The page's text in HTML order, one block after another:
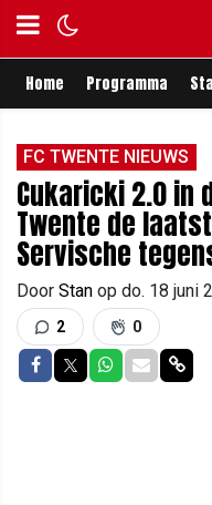
Home Programma
FC TWENTE NIEUWS
Cukaricki 2.0 in
Twente de
Servische
Door Stan op do. 18 juni
2 0
Delen op Facebook
Delen op Twitter
Delen op
Delen